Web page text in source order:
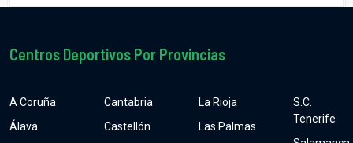
Centros Deportivos Por Provincias
A Coruña
Álava
Cantabria
Castellón
La Rioja
Las Palmas
S.C.
Tenerife